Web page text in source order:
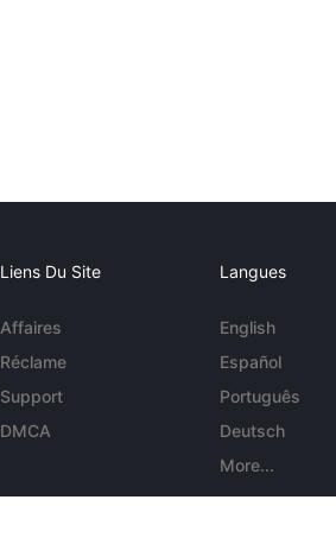
Liens Du Site
Affaires
Réclame
Support
DMCA
Langues
English
Español
Português
Deutsch
More...